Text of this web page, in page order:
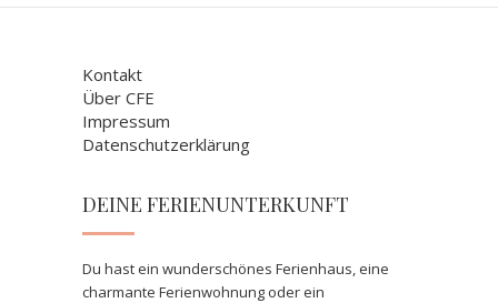
Kontakt
Über CFE
Impressum
Datenschutzerklärung
DEINE FERIENUNTERKUNFT
Du hast ein wunderschönes Ferienhaus, eine
charmante Ferienwohnung oder ein